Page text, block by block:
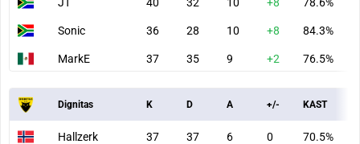
Sonic 36 28 10 +8 84.3%
MarkE 37 35 9 +2 76.5%
Dignitas K D A +/- KAST
Hallzerk 37 37 6 0 70.5%